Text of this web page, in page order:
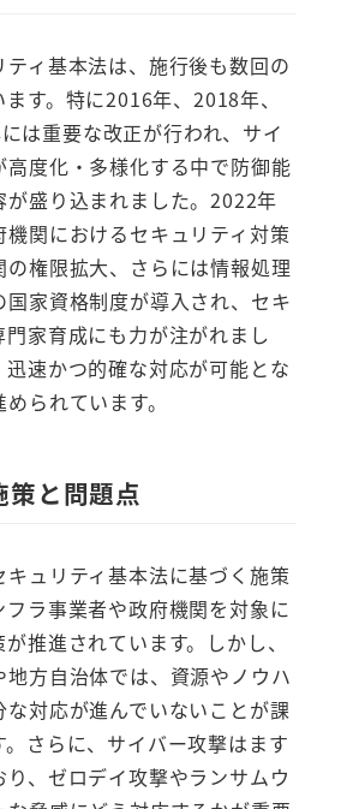
ィ基本法は、施行後も数回の
す。特に2016年、2018年、
は重要な改正が行われ、サイ
高度化・多様化する中で防御能
が盛り込まれました。2022年
関におけるセキュリティ対策
の権限拡大、さらには情報処理
国家資格制度が導入され、セキ
門家育成にも力が注がれまし
速かつ的確な対応が可能とな
られています。
と問題点
ュリティ基本法に基づく施策
フラ事業者や政府機関を対象に
推進されています。しかし、
方自治体では、資源やノウハ
な対応が進んでいないことが課
さらに、サイバー攻撃はます
り、ゼロデイ攻撃やランサムウ